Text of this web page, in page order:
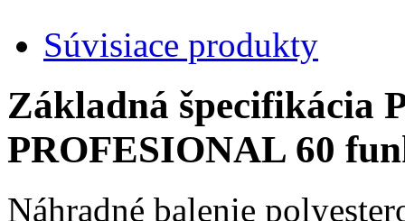
Súvisiace produkty
Základná špecifikácia
PROFESIONAL 60
Náhradné balenie